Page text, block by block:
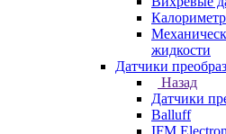
жидкости
Датчики
Назад
Датчики
Balluff